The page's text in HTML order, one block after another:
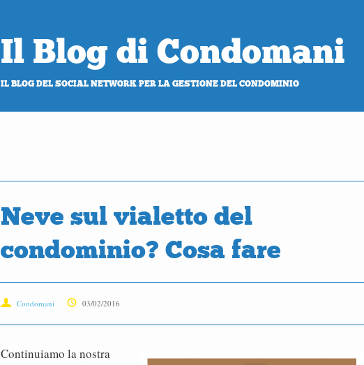
Il Blog di Condomani
IL BLOG DEL SOCIAL NETWORK PER LA GESTIONE DEL CONDOMINIO
Neve sul vialetto del
condominio? Cosa fare
Condomani 03/02/2016
Continuiamo la nostra